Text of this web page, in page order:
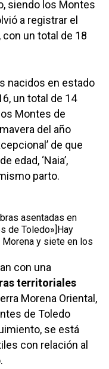
siendo los Montes
a registrar el
un total de 18
nacidos en estado
un total de 14
Montes de
del año
de que
de edad, ‘Naia’,
parto.
asentadas en
de Toledo»]Hay
y siete en los
con una
territoriales
Morena Oriental,
de Toledo
se está
con relación al